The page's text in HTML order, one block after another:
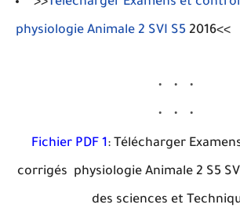
physiologie Animale 2 SVI S5 2016<<
Fichier PDF 1: Télécharger
corrigés physiologie Animale 2 S5
des sciences et